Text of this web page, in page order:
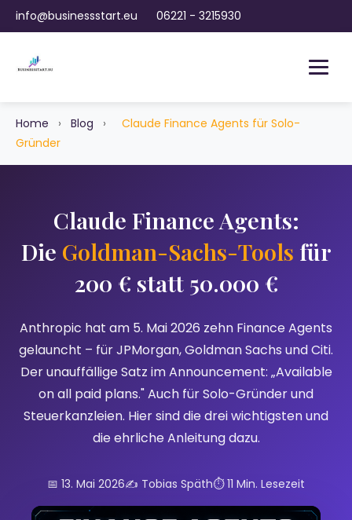
info@businessstart.eu 06221 - 3215930
Home › Blog ›
Claude Finance Agents für Solo-
Gründer
Claude Finance Agents:
Die Goldman-Sachs-Tools für
200 € statt 50.000 €
Anthropic hat am 5. Mai 2026 zehn Finance Agents
gelauncht – für JPMorgan, Goldman Sachs und Citi.
Der unauffällige Satz im Announcement: „Available
on all paid plans." Auch für Solo-Gründer und
Steuerkanzleien. Hier sind die drei wichtigsten und
die ehrliche Anleitung dazu.
📅 13. Mai 2026✍️ Tobias Späth⏱️ 11 Min. Lesezeit